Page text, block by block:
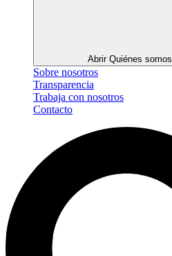
Abrir Quiénes somos
Sobre nosotros
Transparencia
Trabaja con nosotros
Contacto